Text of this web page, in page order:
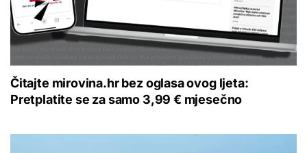
Čitajte mirovina.hr bez oglasa ovog ljeta:
Pretplatite se za samo 3,99 € mjesečno